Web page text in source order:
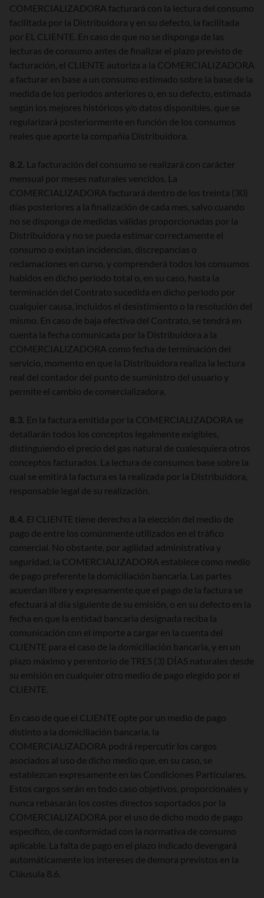
COMERCIALIZADORA facturará con la lectura del consumo
facilitada por la Distribuidora y en su defecto, la facilitada
por EL CLIENTE. En caso de que no se disponga de las
lecturas de consumo antes de finalizar el plazo previsto de
facturación, el CLIENTE autoriza a la COMERCIALIZADORA
a facturar en base a un consumo estimado sobre la base de la
medida de los periodos anteriores o, en su defecto, estimada
según los mejores históricos y/o datos disponibles, que se
regularizará posteriormente en función de los consumos
reales que aporte la compañía Distribuidora.
8.2. La facturación del consumo se realizará con carácter
mensual por meses naturales vencidos. La
COMERCIALIZADORA facturará dentro de los treinta (30)
días posteriores a la finalización de cada mes, salvo cuando
no se disponga de medidas válidas proporcionadas por la
Distribuidora y no se pueda estimar correctamente el
consumo o existan incidencias, discrepancias o
reclamaciones en curso, y comprenderá todos los consumos
habidos en dicho período total o, en su caso, hasta la
terminación del Contrato sucedida en dicho periodo por
cualquier causa, incluidos el desistimiento o la resolución del
mismo. En caso de baja efectiva del Contrato, se tendrá en
cuenta la fecha comunicada por la Distribuidora a la
COMERCIALIZADORA como fecha de terminación del
servicio, momento en que la Distribuidora realiza la lectura
real del contador del punto de suministro del usuario y
permite el cambio de comercializadora.
8.3. En la factura emitida por la COMERCIALIZADORA se
detallarán todos los conceptos legalmente exigibles,
distinguiendo el precio del gas natural de cualesquiera otros
conceptos facturados. La lectura de consumos base sobre la
cual se emitirá la factura es la realizada por la Distribuidora,
responsable legal de su realización.
8.4. El CLIENTE tiene derecho a la elección del medio de
pago de entre los comúnmente utilizados en el tráfico
comercial. No obstante, por agilidad administrativa y
seguridad, la COMERCIALIZADORA establece como medio
de pago preferente la domiciliación bancaria. Las partes
acuerdan libre y expresamente que el pago de la factura se
efectuará al día siguiente de su emisión, o en su defecto en la
fecha en que la entidad bancaria designada reciba la
comunicación con el importe a cargar en la cuenta del
CLIENTE para el caso de la domiciliación bancaria, y en un
plazo máximo y perentorio de TRES (3) DÍAS naturales desde
su emisión en cualquier otro medio de pago elegido por el
CLIENTE.
En caso de que el CLIENTE opte por un medio de pago
distinto a la domiciliación bancaria, la
COMERCIALIZADORA podrá repercutir los cargos
asociados al uso de dicho medio que, en su caso, se
establezcan expresamente en las Condiciones Particulares.
Estos cargos serán en todo caso objetivos, proporcionales y
nunca rebasarán los costes directos soportados por la
COMERCIALIZADORA por el uso de dicho modo de pago
específico, de conformidad con la normativa de consumo
aplicable. La falta de pago en el plazo indicado devengará
automáticamente los intereses de demora previstos en la
Cláusula 8.6.